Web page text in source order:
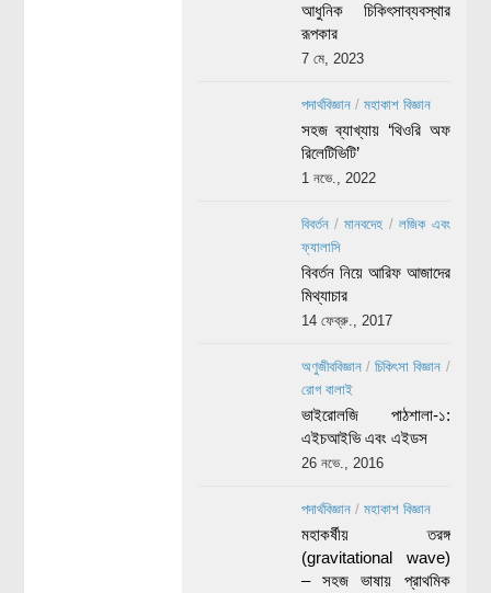
আধুনিক চিকিৎসাব্যবস্থার
রূপকার
7 মে, 2023
পদার্থবিজ্ঞান/ মহাকাশ বিজ্ঞান
সহজ ব্যাখ্যায় ‘থিওরি অফ
রিলেটিভিটি’
1 নভে., 2022
বিবর্তন/মানবদেহ /লজিক এবং
ফ্যালাসি
বিবর্তন নিয়ে আরিফ আজাদের
মিথ্যাচার
14 ফেব্রু., 2017
অণুজীববিজ্ঞান/চিকিৎসা বিজ্ঞান /
রোগ বালাই
ভাইরোলজি পাঠশালা-১:
এইচআইভি এবং এইডস
26 নভে., 2016
পদার্থবিজ্ঞান/ মহাকাশ বিজ্ঞান
মহাকর্ষীয় তরঙ্গ
(gravitational wave)
– সহজ ভাষায় প্রাথমিক